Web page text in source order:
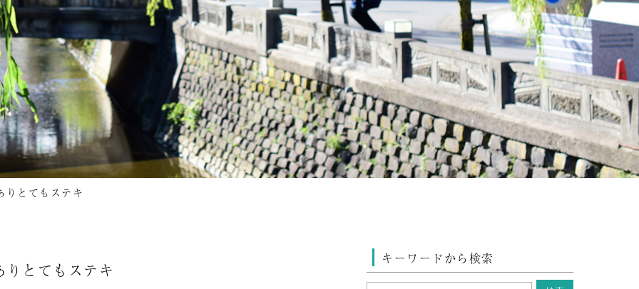
りとてもステキ
とてもステキ
キーワードから検索